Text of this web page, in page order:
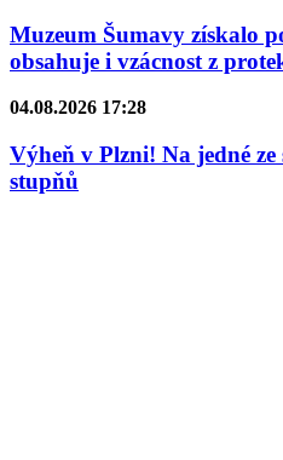
Muzeum Šumavy získalo
obsahuje i vzácnost z
04.08.2026 17:28
Výheň v Plzni! Na jedné
stupňů